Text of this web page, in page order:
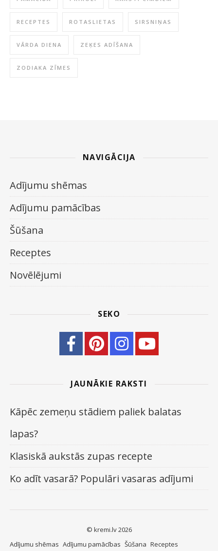
RECEPTES ROTASLIETAS SIRSNIŅAS
VĀRDA DIENA ZEĶES ADĪŠANA
ZODIAKA ZĪMES
NAVIGĀCIJA
Adījumu shēmas
Adījumu pamācības
Šūšana
Receptes
Novēlējumi
SEKO
JAUNĀKIE RAKSTI
Kāpēc zemeņu stādiem paliek balatas
lapas?
Klasiskā aukstās zupas recepte
Ko adīt vasarā? Populāri vasaras adījumi
© kremi.lv 2026
Adījumu shēmas Adījumu pamācības Šūšana Receptes